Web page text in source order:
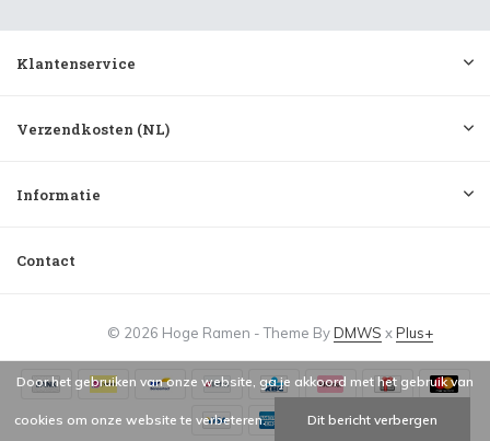
Klantenservice
Verzendkosten (NL)
Informatie
Contact
© 2026 Hoge Ramen - Theme ByDMWS xPlus+
Door het gebruiken van onze website, ga je akkoord met het gebruik van
cookies om onze website te verbeteren. Dit bericht verbergen